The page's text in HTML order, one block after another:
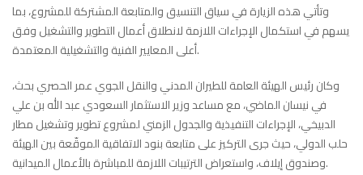
وتأتي هذه الزيارة في سياق التنسيق والمتابعة المشتركة للمشروع، بما
يسهم في استكمال الإجراءات اللازمة لانطلاق أعمال التطوير والتشغيل وفق
أعلى المعايير الفنية والتشغيلية المعتمدة.
وكان رئيس الهيئة العامة للطيران المدني والنقل الجوي عمر الحصري بحث،
في نيسان الماضي، مع مساعد وزير الاستثمار السعودي عبد الله بن علي
الدبيخي، الإجراءات التنفيذية والجدول الزمني لمشروع تطوير وتشغيل مطار
حلب الدولي، حيث جرى التركيز على متابعة بنود الاتفاقية الموقّعة بين الهيئة
وصندوق إيلاف، واستعراض الترتيبات اللازمة للمباشرة بالأعمال الميدانية.